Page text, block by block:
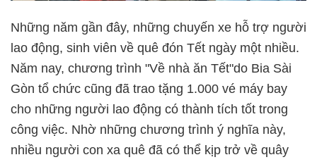
Những năm gần đây, những chuyến xe hỗ trợ người
lao động, sinh viên về quê đón Tết ngày một nhiều.
Năm nay, chương trình "Về nhà ăn Tết"do Bia Sài
Gòn tổ chức cũng đã trao tặng 1.000 vé máy bay
cho những người lao động có thành tích tốt trong
công việc. Nhờ những chương trình ý nghĩa này,
nhiều người con xa quê đã có thể kịp trở về quây